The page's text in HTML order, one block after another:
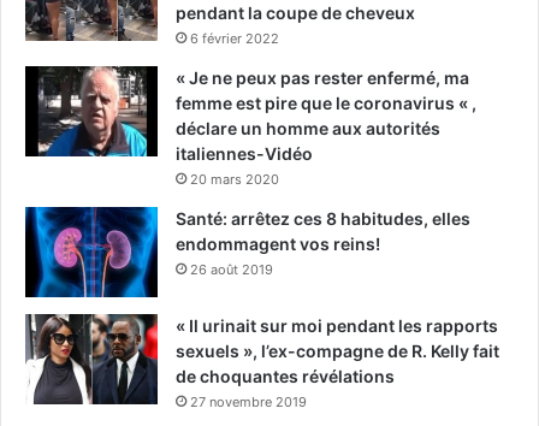
pendant la coupe de cheveux
6 février 2022
« Je ne peux pas rester enfermé, ma
femme est pire que le coronavirus « ,
déclare un homme aux autorités
italiennes-Vidéo
20 mars 2020
Santé: arrêtez ces 8 habitudes, elles
endommagent vos reins!
26 août 2019
« Il urinait sur moi pendant les rapports
sexuels », l’ex-compagne de R. Kelly fait
de choquantes révélations
27 novembre 2019